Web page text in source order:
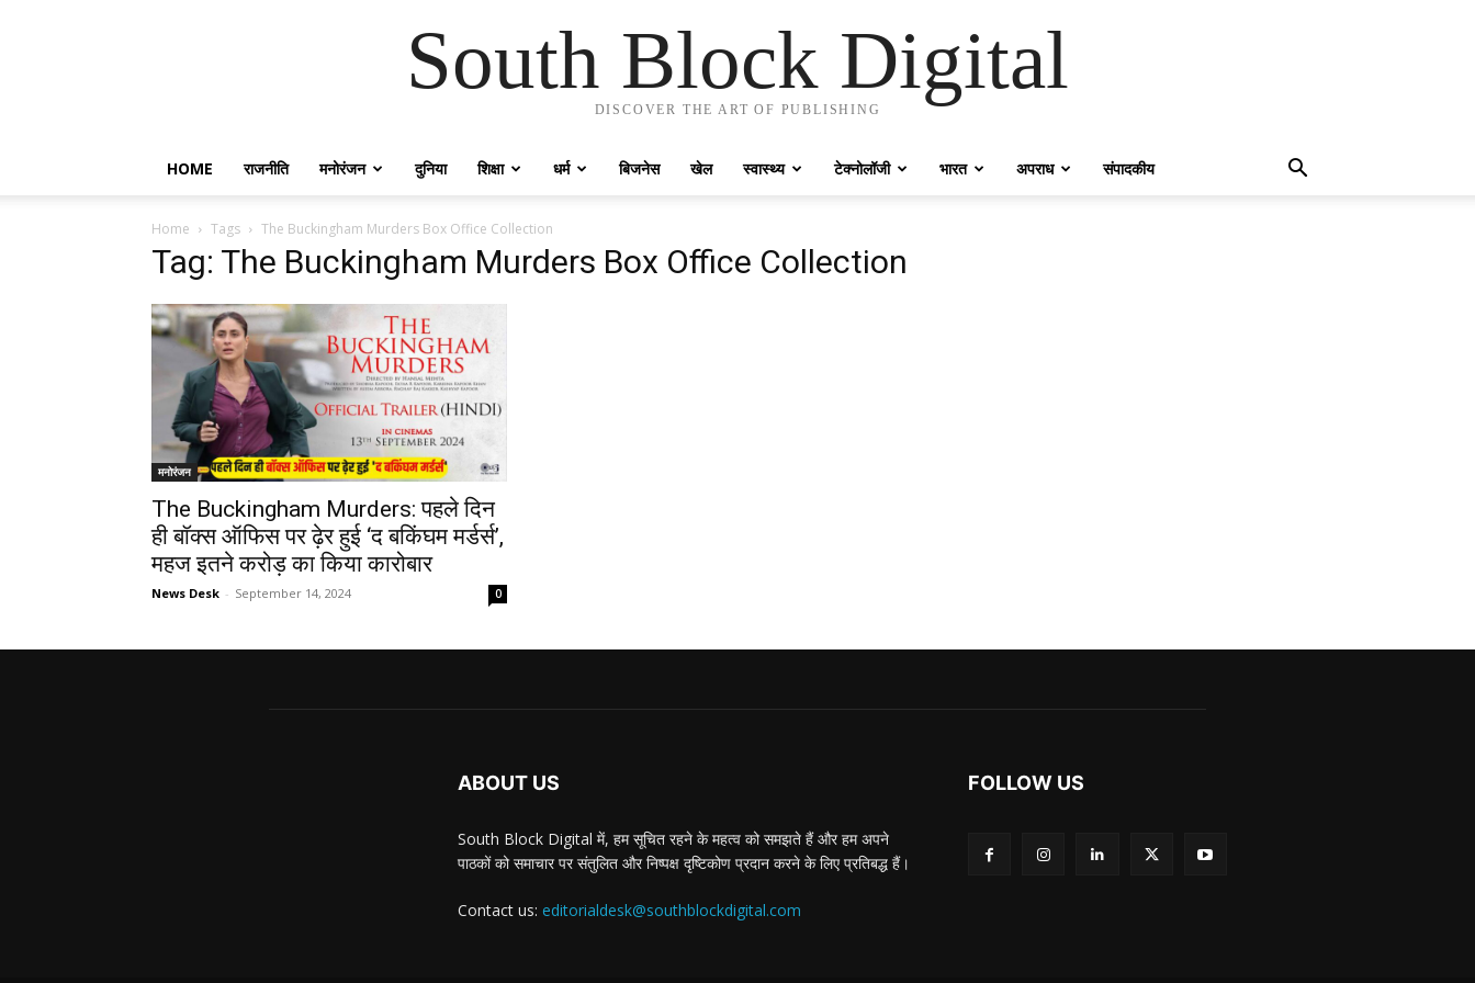
South Block Digital
DISCOVER THE ART OF PUBLISHING
HOME राजनीति मनोरंजन दुनिया शिक्षा धर्म बिजनेस खेल स्वास्थ्य टेक्नोलॉजी भारत अपराध संपादकीय
Home Tags The Buckingham Murders Box Office Collection
Tag: The Buckingham Murders Box Office Collection
मनोरंजन
The Buckingham Murders: पहले दिन
ही बॉक्स ऑफिस पर ढ़ेर हुई ‘द बकिंघम मर्डर्स’,
महज इतने करोड़ का किया कारोबार
News Desk - September 14, 2024 0
ABOUT US
South Block Digital में, हम सूचित रहने के महत्व को समझते हैं और हम अपने
पाठकों को समाचार पर संतुलित और निष्पक्ष दृष्टिकोण प्रदान करने के लिए प्रतिबद्ध हैं।
Contact us: editorialdesk@southblockdigital.com
FOLLOW US